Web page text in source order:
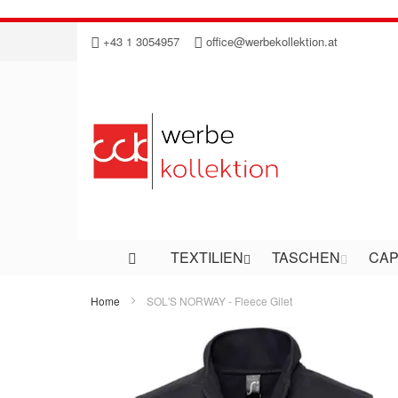
Direkt
Inhalt
+43 1 3054957 office@werbekollektion.at
TEXTILIEN TASCHEN
Home SOL'S NORWAY - Fleece Gilet
Bildergalerie